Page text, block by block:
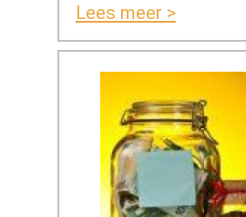
Lees meer >